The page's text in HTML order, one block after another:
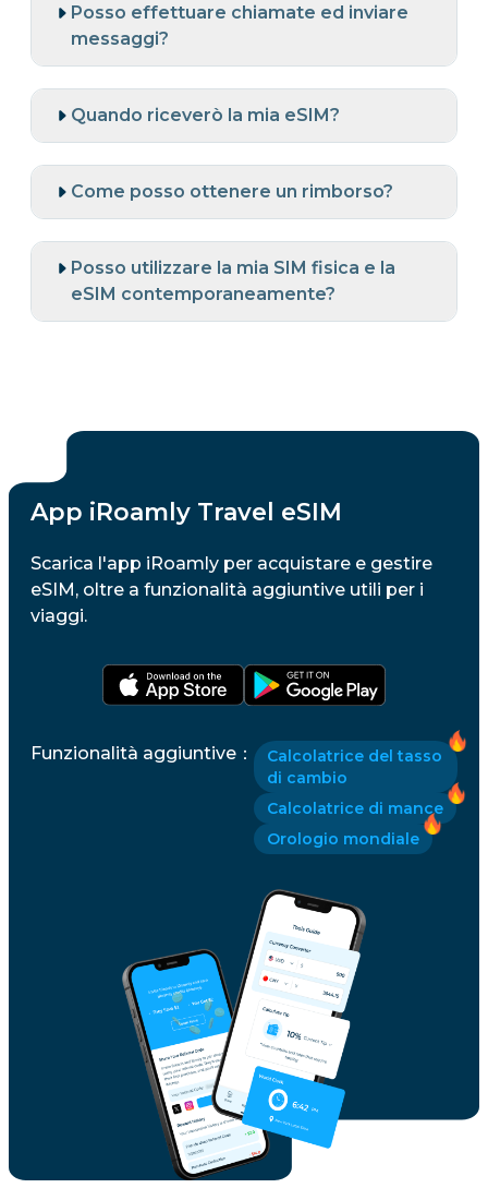
Posso effettuare chiamate ed inviare
messaggi?
Quando riceverò la mia eSIM?
Come posso ottenere un rimborso?
Posso utilizzare la mia SIM fisica e la
eSIM contemporaneamente?
App iRoamly Travel eSIM
Scarica l'app iRoamly per acquistare e gestire
eSIM, oltre a funzionalità aggiuntive utili per i
viaggi.
Funzionalità aggiuntive ：
Calcolatrice del tasso
di cambio
Calcolatrice di mance
Orologio mondiale